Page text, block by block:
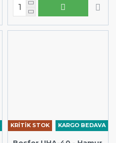
KARGO BEDAVA
KRİTİK STOK